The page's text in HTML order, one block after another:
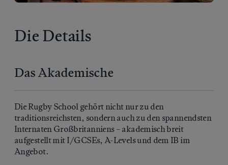
Die Details
Das Akademische
Die Rugby School gehört nicht nur zu den
traditionsreichsten, sondern auch zu den spannendsten
Internaten Großbritanniens – akademisch breit
aufgestellt mit I/GCSEs, A-Levels und dem IB im
Angebot.